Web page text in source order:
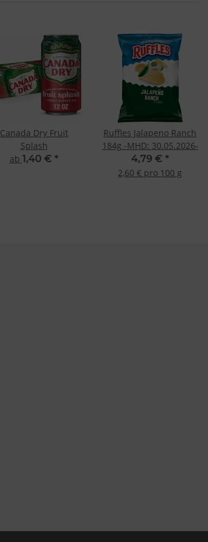
Canada Dry Fruit
Splash
ab 1,40 € *
Ruffles Jalapeno Ranch
184g -MHD: 30.05.2026-
4,79 € *
2,60 € pro 100 g